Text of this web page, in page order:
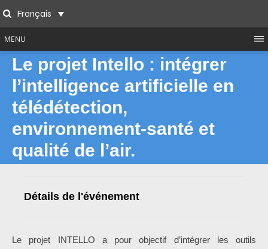
to
content
SearchFrançais
MENU
Le projet Intello : intégrer
l’intelligence artificielle en
télédétection,
environnement-santé et
qualité de l’air.
Détails de l'événement
Le projet INTELLO a pour objectif d’intégrer les outils